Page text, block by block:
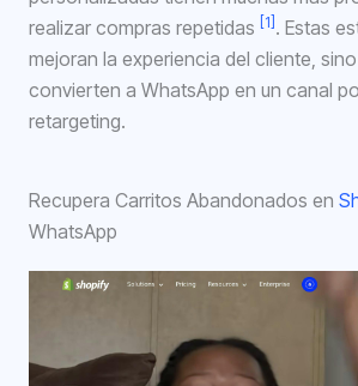
realizar compras repetidas
[1] . Estas
mejoran la experiencia del cliente,
convierten a WhatsApp en un canal
retargeting.
Recupera Carritos Abandonados en
WhatsApp